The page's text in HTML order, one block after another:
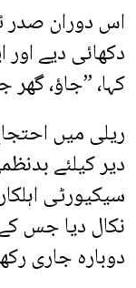
اس دوران صدر
دکھائی دیے
کہا، ’’جاؤ،
ریلی میں
دیر کیلئے
سیکیورٹی
نکال دیا جس
دوبارہ جاری